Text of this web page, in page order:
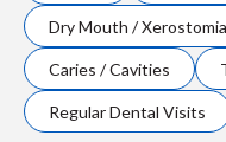
Dry Mouth / Xerostomia
Caries / Cavities
Regular Dental Visits